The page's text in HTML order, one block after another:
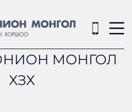
МОНГОЛ
ХЗХ